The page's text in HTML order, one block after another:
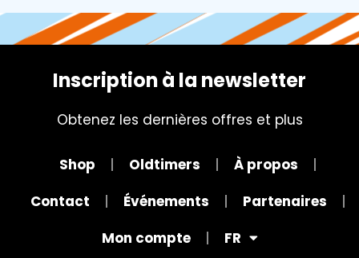
Inscription à la newsletter
Obtenez les dernières offres et plus
Shop Oldtimers
À propos
Contact
Événements
Partenaires
Mon compte
FR